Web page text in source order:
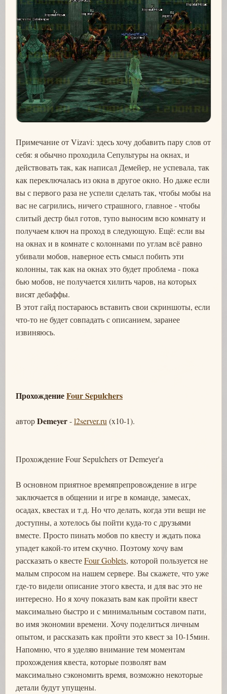
Примечание от Vizavi: здесь хочу добавить пару слов от
себя: я обычно проходила Сепультуры на окнах, и
действовать так, как написал Демейер, не успевала, так
как переключалась из окна в другое окно. Но даже если
вы с первого раза не успели сделать так, чтобы мобы на
вас не сагрились, ничего страшного, главное - чтобы
слитый дестр был готов, тупо выносим всю комнату и
получаем ключ на проход в следующую. Ещё: если вы
на окнах и в комнате с колоннами по углам всё равно
убивали мобов, наверное есть смысл побить эти
колонны, так как на окнах это будет проблема - пока
бью мобов, не получается хилить чаров, на которых
висят дебаффы.
В этот гайд постараюсь вставить свои скриншоты, если
что-то не будет совпадать с описанием, заранее
извиняюсь.
ПрохождениеFour Sepulchers
авторDemeyer-l2server.ru (x10-1).
Прохождение Four Sepulchers от Demeyer'a
В основном приятное времяпрепровождение в игре
заключается в общении и игре в команде, замесах,
осадах, квестах и т.д. Но что делать, когда эти вещи не
доступны, а хотелось бы пойти куда-то с друзьями
вместе. Просто пинать мобов по квесту и ждать пока
упадет какой-то итем скучно. Поэтому хочу вам
рассказать о квестеFour Goblets, которой пользуется не
малым спросом на нашем сервере. Вы скажете, что уже
где-то видели описание этого квеста, и для вас это не
интересно. Но я хочу показать вам как пройти квест
максимально быстро и с минимальным составом пати,
во имя экономии времени. Хочу поделиться личным
опытом, и рассказать как пройти это квест за 10-15мин.
Напомню, что я уделяю внимание тем моментам
прохождения квеста, которые позволят вам
максимально сэкономить время, возможно некоторые
детали будут упущены.